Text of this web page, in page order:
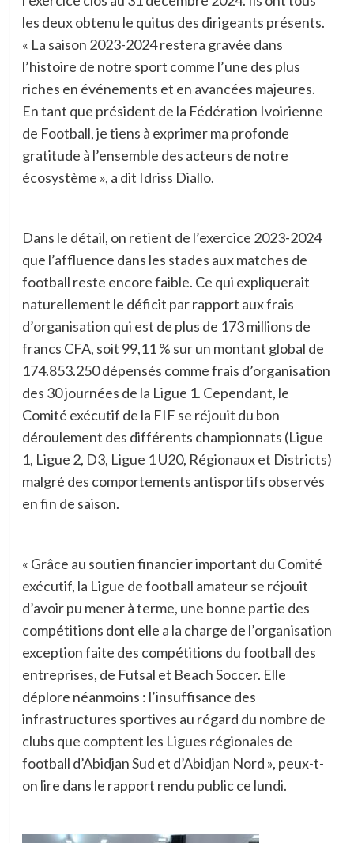
les deux obtenu le quitus des dirigeants présents.
« La saison 2023-2024 restera gravée dans
l’histoire de notre sport comme l’une des plus
riches en événements et en avancées majeures.
En tant que président de la Fédération Ivoirienne
de Football, je tiens à exprimer ma profonde
gratitude à l’ensemble des acteurs de notre
écosystème », a dit Idriss Diallo.
Dans le détail, on retient de l’exercice 2023-2024
que l’affluence dans les stades aux matches de
football reste encore faible. Ce qui expliquerait
naturellement le déficit par rapport aux frais
d’organisation qui est de plus de 173 millions de
francs CFA, soit 99,11 % sur un montant global de
174.853.250 dépensés comme frais d’organisation
des 30 journées de la Ligue 1. Cependant, le
Comité exécutif de la FIF se réjouit du bon
déroulement des différents championnats (Ligue
1, Ligue 2, D3, Ligue 1 U20, Régionaux et Districts)
malgré des comportements antisportifs observés
en fin de saison.
« Grâce au soutien financier important du Comité
exécutif, la Ligue de football amateur se réjouit
d’avoir pu mener à terme, une bonne partie des
compétitions dont elle a la charge de l’organisation
exception faite des compétitions du football des
entreprises, de Futsal et Beach Soccer. Elle
déplore néanmoins : l’insuffisance des
infrastructures sportives au régard du nombre de
clubs que comptent les Ligues régionales de
football d’Abidjan Sud et d’Abidjan Nord », peux-t-
on lire dans le rapport rendu public ce lundi.